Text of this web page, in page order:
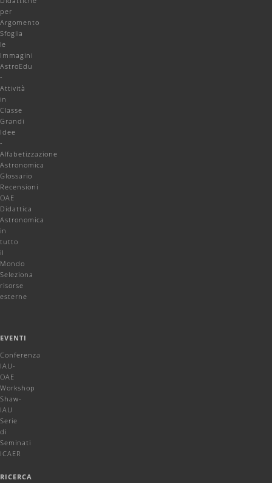
per
Argomento
Sfoglia
le
Immagini
AstroEdu
-
Attività
in
Classe
Grandi
Idee
-
Alfabetizzazione
Astronomica
Glossario
Recensioni
OAE
Didattica
Astronomica
in
tutto
il
Mondo
Seleziona
risorse
esterne
EVENTI
Conferenza
IAU-
OAE
Workshop
Shaw-
IAU
Serie
di
Seminati
ICAER
RICERCA